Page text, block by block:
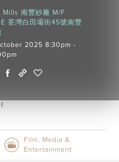
Mills 南豐紗廠 M/F
荃灣白田壩街45號南豐
2025 8:30pm -
Film, Media &
Entertainment